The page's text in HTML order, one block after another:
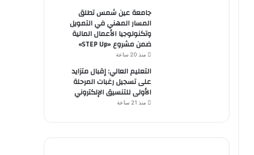
جامعة عين شمس تطلق
المسار المهني في التمويل
وتكنولوجيا الأعمال المالية
ضمن مشروع «STEP Up»
منذ 20 ساعة
التعليم العالي: إقبال متزايد
على تسجيل رغبات المرحلة
الأولى للتنسيق الإلكتروني
منذ 21 ساعة